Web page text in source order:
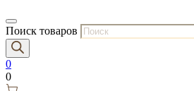
Поиск товаров
0
0